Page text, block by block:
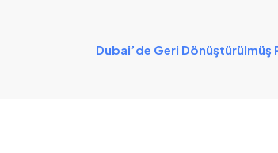
Dubai’de Geri Dönüştürülmüş